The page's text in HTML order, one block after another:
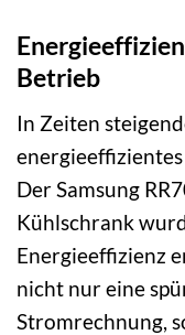
Betrieb
In Zeiten
Der Samsung
Kühlschrank
Energieeffizienz
nicht nur eine
Stromrechnung,